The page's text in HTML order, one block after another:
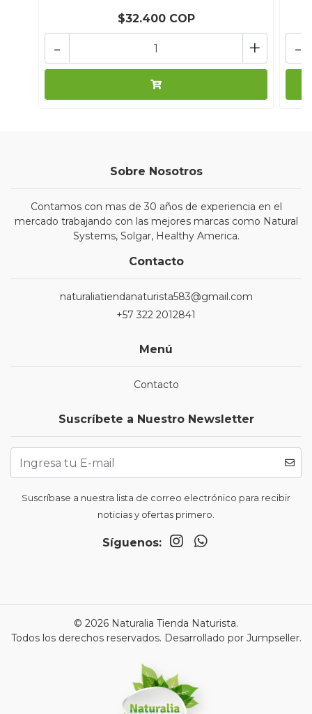
$32.400 COP
+
- -
Sobre Nosotros
Contamos con mas de 30 años de experiencia en el
mercado trabajando con las mejores marcas como Natural
Systems, Solgar, Healthy America.
Contacto
naturaliatiendanaturista583@gmail.com
+57 322 2012841
Menú
Contacto
Suscríbete a Nuestro Newsletter
Suscríbase a nuestra lista de correo electrónico para recibir
noticias y ofertas primero.
Síguenos:
© 2026 Naturalia Tienda Naturista.
Todos los derechos reservados. Desarrollado por Jumpseller.